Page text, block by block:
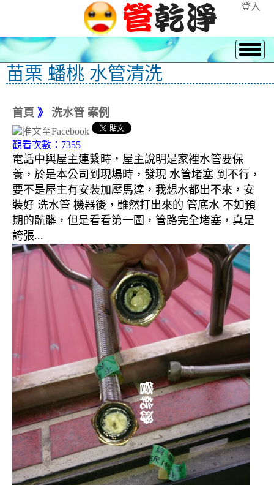
登入
苗栗 蟠桃 水管清洗
首頁 》 洗水管 案例
觀看次數：7355
電話中與屋主連繫時，屋主說明是家裡水管要保
養，於是本公司到現場時，發現 水管堵塞 到不行，
要不是屋主有安裝加壓馬達，我想水都出不來，安
裝好 洗水管 機器後，雖然打出來的 管底水 不如預
期的骯髒，但是看看第一圖，管路完全堵塞，真是
誇張...